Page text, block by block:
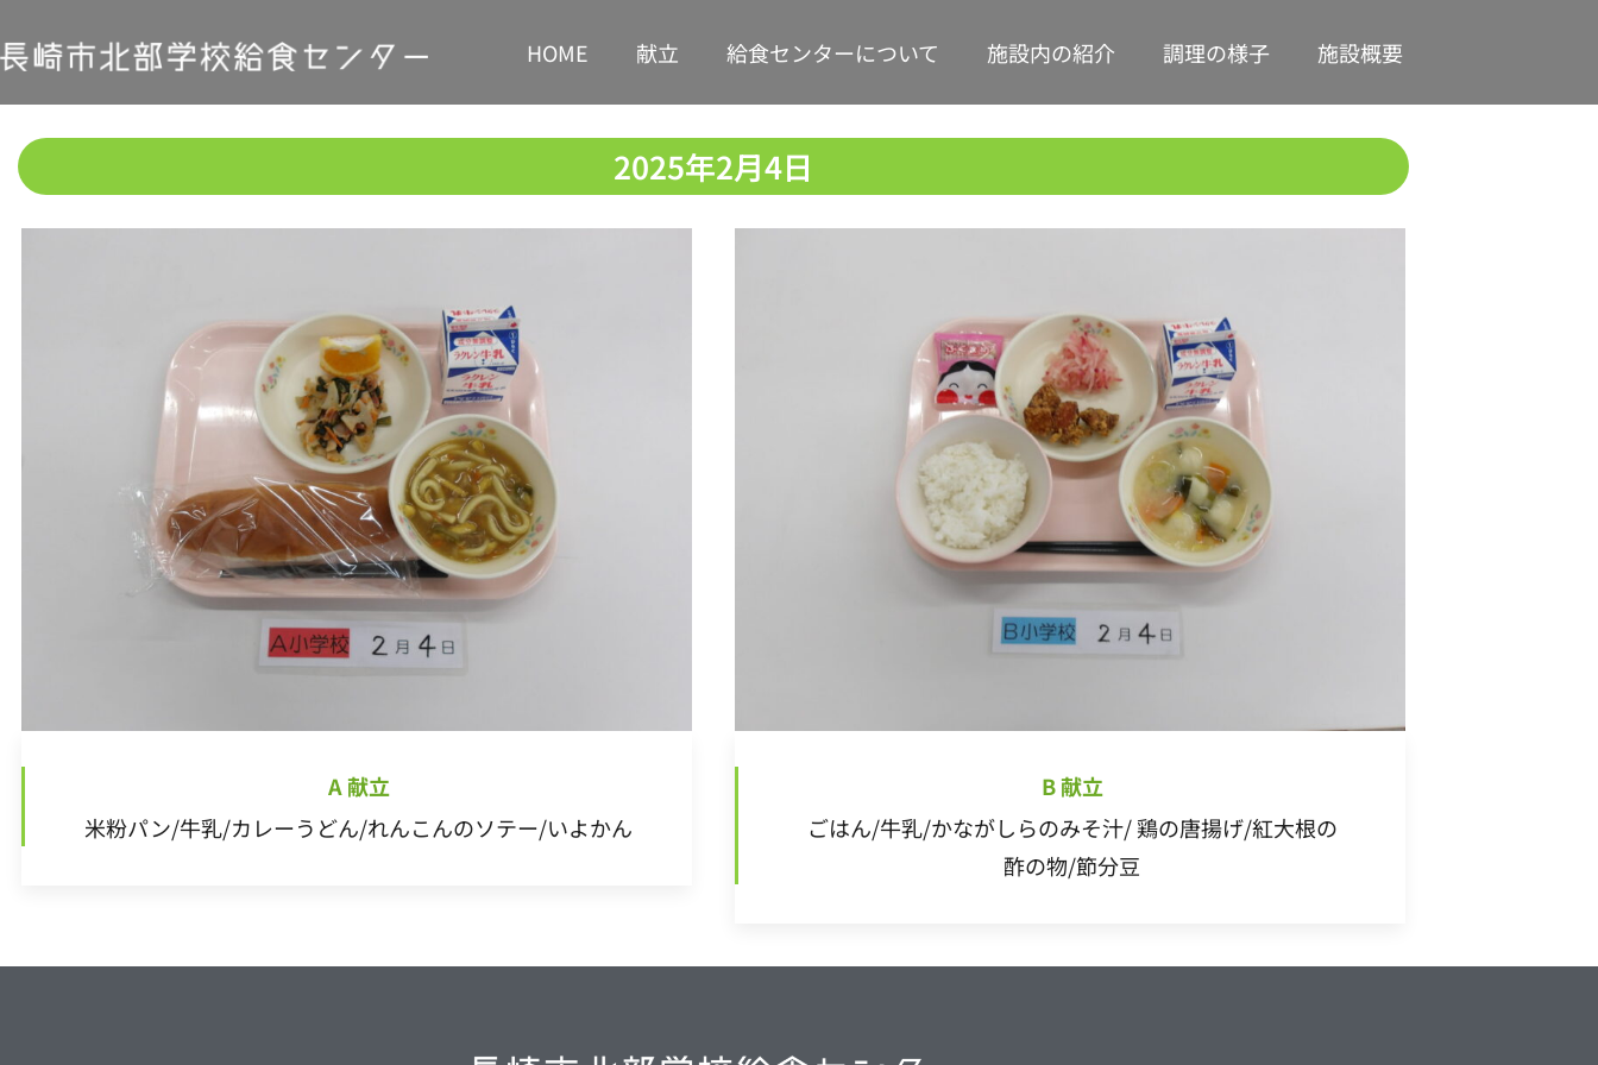
HOME 献立 給食センターについて 施設内の紹介 調理の様子 施設概要
2025年2月4日
A 献立
米粉パン/牛乳/カレーうどん/れんこんのソテー/いよかん
B 献立
ごはん/牛乳/かながしらのみそ汁/ 鶏の唐揚げ/紅大根の
酢の物/節分豆